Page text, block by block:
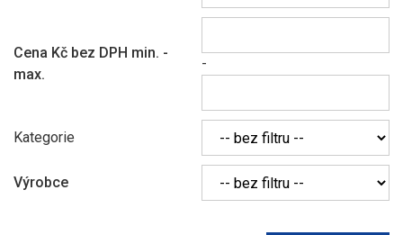
Cena Kč bez DPH min. -
max.
-
Kategorie
Výrobce